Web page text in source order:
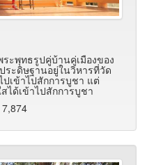
ะพุทธรูปคู่บ้านคู่เมืองของ
ระดิษฐานอยู่ในวิหารที่วัด
เข้าไปสักการบูชา แต่
ได้เข้าไปสักการบูชา